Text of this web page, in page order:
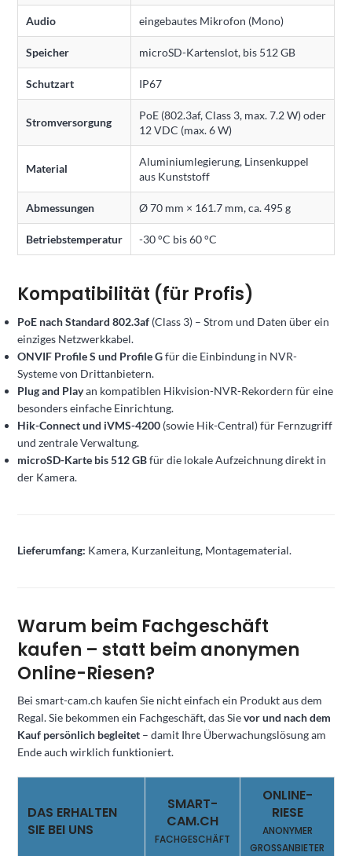
Audio eingebautes Mikrofon (Mono)
Speicher microSD-Kartenslot, bis 512 GB
Schutzart IP67
Stromversorgung
PoE (802.3af, Class 3, max. 7.2 W) oder
12 VDC (max. 6 W)
Material
Aluminiumlegierung, Linsenkuppel
aus Kunststoff
Abmessungen Ø 70 mm × 161.7 mm, ca. 495 g
Betriebstemperatur -30 °C bis 60 °C
Kompatibilität (für Profis)
PoE nach Standard 802.3af (Class 3) – Strom und Daten über ein
einziges Netzwerkkabel.
ONVIF Profile S und Profile Gfür die Einbindung in NVR-
Systeme von Drittanbietern.
Plug and Playan kompatiblen Hikvision-NVR-Rekordern für eine
besonders einfache Einrichtung.
Hik-Connect und iVMS-4200 (sowie Hik-Central) für Fernzugriff
und zentrale Verwaltung.
microSD-Karte bis 512 GBfür die lokale Aufzeichnung direkt in
der Kamera.
Lieferumfang: Kamera, Kurzanleitung, Montagematerial.
Warum beim Fachgeschäft
kaufen – statt beim anonymen
Online-Riesen?
Bei smart-cam.ch kaufen Sie nicht einfach ein Produkt aus dem
Regal. Sie bekommen ein Fachgeschäft, das Sievor und nach dem
Kauf persönlich begleitet – damit Ihre Überwachungslösung am
Ende auch wirklich funktioniert.
DAS ERHALTEN
SIE BEI UNS
SMART-
CAM.CH
FACHGESCHÄFT
ONLINE-
RIESE
ANONYMER
GROSSANBIETER